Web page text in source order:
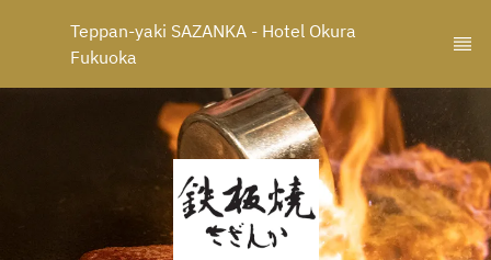
Teppan-yaki SAZANKA - Hotel Okura
Fukuoka